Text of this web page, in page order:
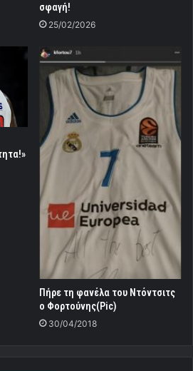
σφαγή!
25/02/2026
Πήρε τη φανέλα του Ντόντσιτς
ο Φορτούνης(Pic)
30/04/2018